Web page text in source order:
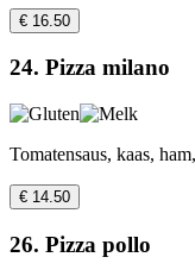
€ 16.50
24. Pizza milano
Tomatensaus, kaas,
€ 14.50
26. Pizza pollo